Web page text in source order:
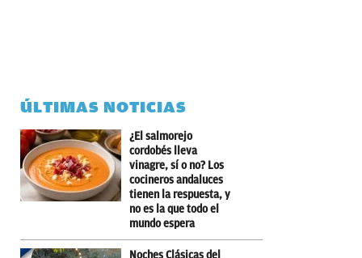
ÚLTIMAS NOTICIAS
¿El salmorejo
cordobés lleva
vinagre, sí o no? Los
cocineros andaluces
tienen la respuesta, y
no es la que todo el
mundo espera
Noches Clásicas del